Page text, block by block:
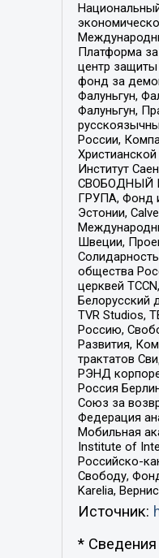
Платформа
центр
фонд за
Фалуньгун,
Фалуньгун,
России,
Институт
СВОБОДНЫЙ
ГРУПА, Фонд
Эстонии,
Швеции,
общества
церквей
Белорусский
TVR Studios,
Россию,
Развития,
трактатов
РЭНД
Россия
Союз за
Федерация
Мобильная
Institute of
Российско-
Свободу,
Karelia,
Источник:
*